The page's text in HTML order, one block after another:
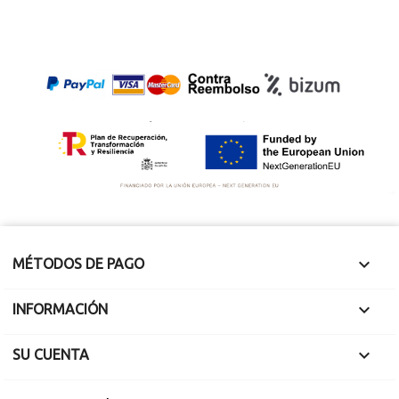
cm. Pesa 26.38 gr.
de la primera
fragmentación.
Orientado con líneas
corte. Pesa 7.5
gramos.
Costra de fusión
muy fresca.
MÉTODOS DE PAGO 
INFORMACIÓN 
SU CUENTA 